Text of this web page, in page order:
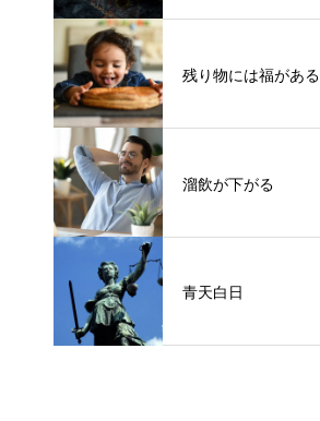
残り物には福がある
溜飲が下がる
青天白日